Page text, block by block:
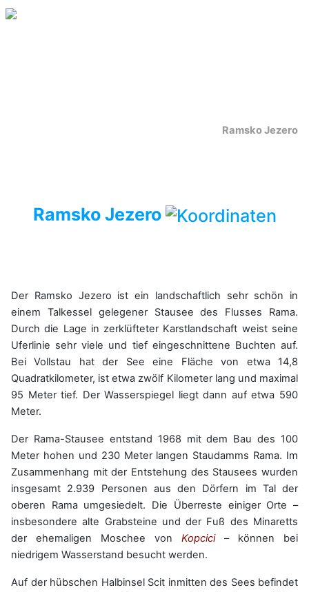
Ramsko Jezero
Ramsko Jezero
Der Ramsko Jezero ist ein landschaftlich sehr schön in
einem Talkessel gelegener Stausee des Flusses Rama.
Durch die Lage in zerklüfteter Karstlandschaft weist seine
Uferlinie sehr viele und tief eingeschnittene Buchten auf.
Bei Vollstau hat der See eine Fläche von etwa 14,8
Quadratkilometer, ist etwa zwölf Kilometer lang und maximal
95 Meter tief. Der Wasserspiegel liegt dann auf etwa 590
Meter.
Der Rama-Stausee entstand 1968 mit dem Bau des 100
Meter hohen und 230 Meter langen Staudamms Rama. Im
Zusammenhang mit der Entstehung des Stausees wurden
insgesamt 2.939 Personen aus den Dörfern im Tal der
oberen Rama umgesiedelt. Die Überreste einiger Orte –
insbesondere alte Grabsteine und der Fuß des Minaretts
der ehemaligen Moschee von Kopcici– können bei
niedrigem Wasserstand besucht werden.
Auf der hübschen Halbinsel Scit inmitten des Sees befindet